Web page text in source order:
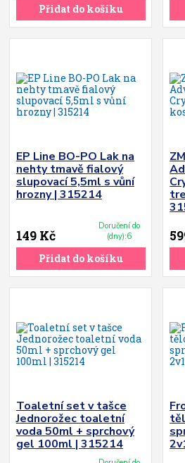
Přidat do košíku
EP Line BO-PO Lak na
nehty tmavě fialový
slupovací 5,5ml s vůní
hrozny | 315214
149 Kč
Doručení do
(dny):6
Přidat do košíku
Toaletní set v tašce
Jednorožec toaletní
voda 50ml + sprchový
gel 100ml | 315214